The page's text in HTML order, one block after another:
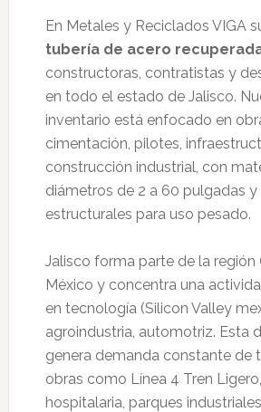
En Metales y Reciclados VIGA
tubería de acero
constructoras, contratistas y
en todo el estado de Jalisco.
inventario está enfocado en
cimentación, pilotes,
construcción industrial, con
diámetros de 2 a 60 pulgadas y
estructurales para uso pesado.
Jalisco forma parte de la
México y concentra una
en tecnología (Silicon Valley
agroindustria, automotriz. Esta
genera demanda constante de
obras como Línea 4 Tren
hospitalaria, parques